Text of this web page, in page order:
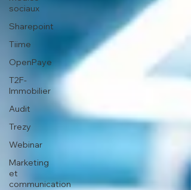
sociaux
Sharepoint
Tiime
OpenPaye
T2F-
Immobilier
Audit
Trezy
Webinar
Marketing
et
communication